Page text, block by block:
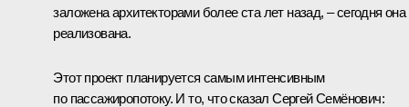
заложена архитекторами более ста лет назад, ‒ сегодня она
реализована.
Этот проект планируется самым интенсивным
по пассажиропотоку. И то, что сказал Сергей Семёнович: